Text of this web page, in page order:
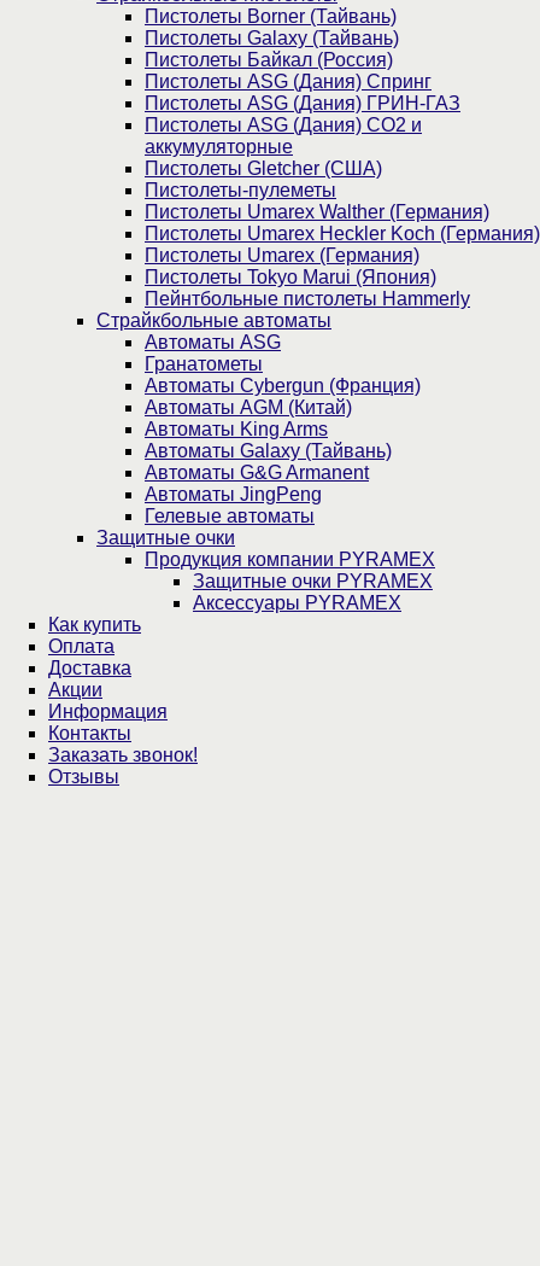
Пистолеты Borner (Тайвань)
Пистолеты Galaxy (Тайвань)
Пистолеты Байкал (Россия)
Пистолеты ASG (Дания) Спринг
Пистолеты ASG (Дания) ГРИН-ГАЗ
Пистолеты ASG (Дания) CO2 и
аккумуляторные
Пистолеты Gletcher (США)
Пистолеты-пулеметы
Пистолеты Umarex Walther (Германия)
Пистолеты Umarex Heckler Koch (Германия)
Пистолеты Umarex (Германия)
Пистолеты Tokyo Marui (Япония)
Пейнтбольные пистолеты Hammerly
Страйкбольные автоматы
Автоматы ASG
Гранатометы
Автоматы Cybergun (Франция)
Автоматы AGM (Китай)
Автоматы King Arms
Автоматы Galaxy (Тайвань)
Автоматы G&G Armanent
Автоматы JingPeng
Гелевые автоматы
Защитные очки
Продукция компании PYRAMEX
Защитные очки PYRAMEX
Аксессуары PYRAMEX
Как купить
Оплата
Доставка
Акции
Информация
Контакты
Заказать звонок!
Отзывы